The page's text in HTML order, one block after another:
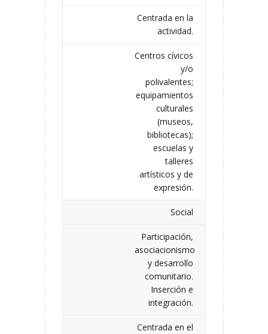
Centrada en la
actividad.
Centros cívicos
y/o
polivalentes;
equipamientos
culturales
(museos,
bibliotecas);
escuelas y
talleres
artísticos y de
expresión.
Social
Participación,
asociacionismo
y desarrollo
comunitario.
Inserción e
integración.
Centrada en el